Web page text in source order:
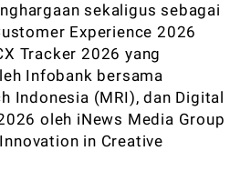
sekaligus sebagai
Experience 2026
Tracker 2026 yang
Infobank bersama
Indonesia (MRI), dan Digital
oleh iNews Media Group
in Creative